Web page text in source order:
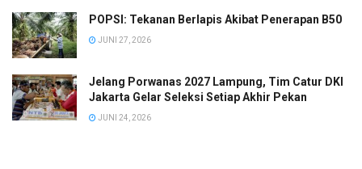
POPSI: Tekanan Berlapis Akibat Penerapan B50
JUNI 27, 2026
Jelang Porwanas 2027 Lampung, Tim Catur DKI
Jakarta Gelar Seleksi Setiap Akhir Pekan
JUNI 24, 2026